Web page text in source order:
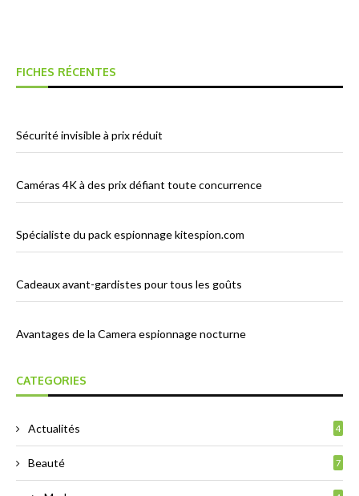
FICHES RÉCENTES
Sécurité invisible à prix réduit
Caméras 4K à des prix défiant toute concurrence
Spécialiste du pack espionnage kitespion.com
Cadeaux avant-gardistes pour tous les goûts
Avantages de la Camera espionnage nocturne
CATEGORIES
Actualités 4
Beauté 7